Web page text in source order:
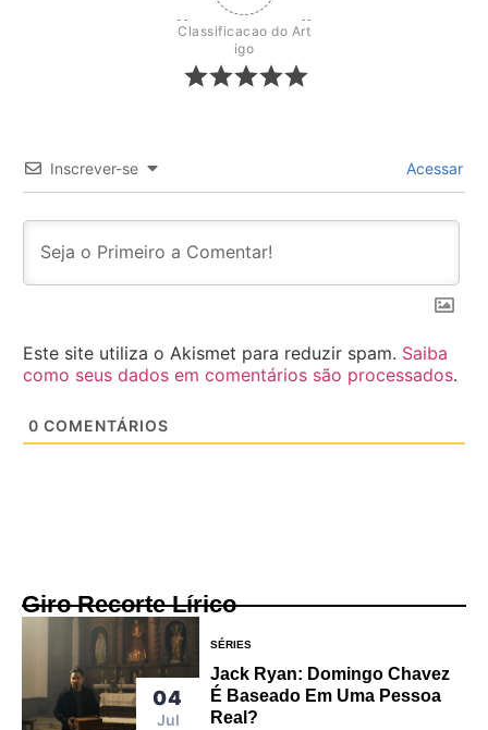
Classificacao do Art
igo
Inscrever-se Acessar
Este site utiliza o Akismet para reduzir spam. Saiba
como seus dados em comentários são processados.
0 COMENTÁRIOS
Giro Recorte Lírico
04
Jul
SÉRIES
Jack Ryan: Domingo Chavez
É Baseado Em Uma Pessoa
Real?